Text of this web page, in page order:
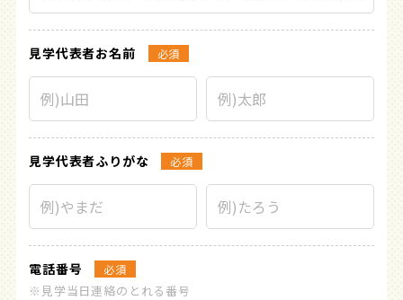
見学代表者お名前 必須
見学代表者ふりがな 必須
電話番号 必須
※見学当日連絡のとれる番号